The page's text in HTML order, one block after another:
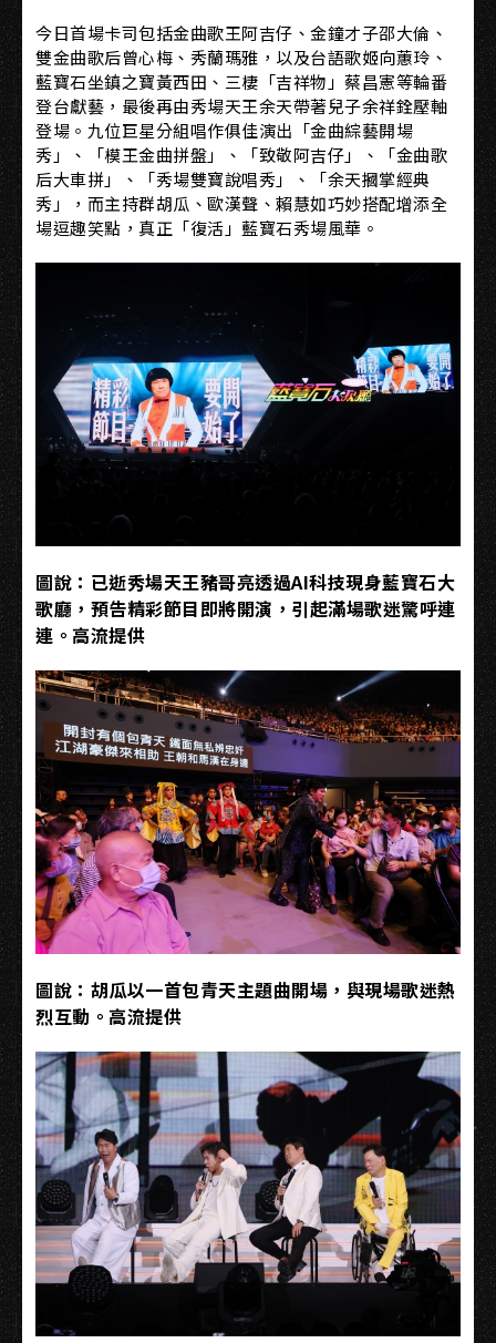
今日首場卡司包括金曲歌王阿吉仔、金鐘才子邵大倫、
雙金曲歌后曾心梅、秀蘭瑪雅，以及台語歌姬向蕙玲、
藍寶石坐鎮之寶黃西田、三棲「吉祥物」蔡昌憲等輪番
登台獻藝，最後再由秀場天王余天帶著兒子余祥銓壓軸
登場。九位巨星分組唱作俱佳演出「金曲綜藝開場
秀」、「模王金曲拼盤」、「致敬阿吉仔」、「金曲歌
后大車拼」、「秀場雙寶說唱秀」、「余天摑掌經典
秀」，而主持群胡瓜、歐漢聲、賴慧如巧妙搭配增添全
場逗趣笑點，真正「復活」藍寶石秀場風華。
圖說：已逝秀場天王豬哥亮透過AI科技現身藍寶石大
歌廳，預告精彩節目即將開演，引起滿場歌迷驚呼連
連。高流提供
圖說：胡瓜以一首包青天主題曲開場，與現場歌迷熱
烈互動。高流提供